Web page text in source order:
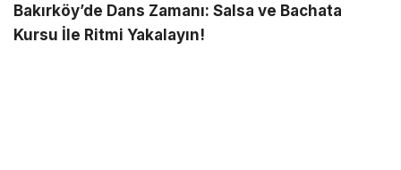
Bakırköy’de Dans Zamanı: Salsa ve Bachata
Kursu İle Ritmi Yakalayın!